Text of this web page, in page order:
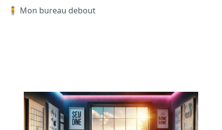
🧍 Mon bureau debout